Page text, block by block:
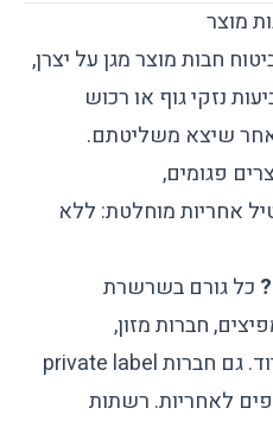
מוצר
חבות מוצר מגן על יצרן,
נזקי גוף או רכוש
שיצא משליטתם.
פגומים,
אחריות מוחלטת: ללא
כל גורם בשרשרת
חברות מזון,
קוסמטיקה, אלקטרוניקה וציוד. גם חברות private label
לאחריות. רשתות